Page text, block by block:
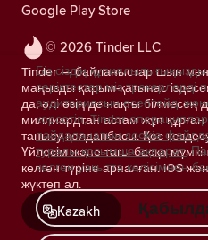
© 2026 Tinder LLC
Tinder — байланыстар шын
маңызды қарым-қатынас
да, әлі өзің де нақты білмесең
миллиардтан астам жұп
танысу қолданбасы. Қос
Үйлесім және тағы басқа
келген түріне арналған. iOS
жүктеп ал.
Kazakh
Google Play Store
Біз сіздің
серіктестеріміз
аудиториясын есептейді
көрсетіп, Tinder
пайдаланатын cookie
туралы қосымша ақпарат.
келген уақытта келісімнен